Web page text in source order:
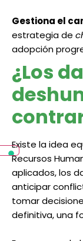
Gestiona el
estrategia de
adopción
¿Los
Existe la idea
Recursos
aplicados, los
anticipar
tomar
definitiva, una